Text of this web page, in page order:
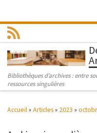
Bibliothèques d’archives : entre
ressources singulières
Accueil» Articles» 2023 »